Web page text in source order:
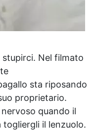
stupirci. Nel filmato
sta riposando
proprietario.
quando il
il lenzuolo.